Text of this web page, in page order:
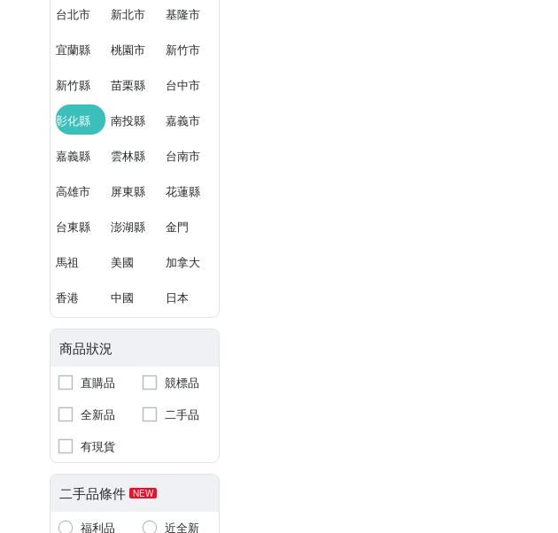
台北市 新北市 基隆市
宜蘭縣 桃園市 新竹市
新竹縣 苗栗縣 台中市
彰化縣 南投縣 嘉義市
嘉義縣 雲林縣 台南市
高雄市 屏東縣 花蓮縣
台東縣 澎湖縣 金門
馬祖 美國 加拿大
香港 中國 日本
商品狀況
直購品
競標品
全新品
二手品
有現貨
二手品條件 NEW
福利品
近全新